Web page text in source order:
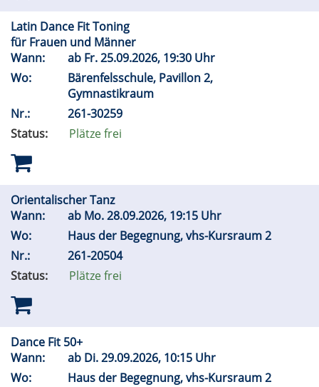
Latin Dance Fit Toning
für Frauen und Männer
Wann:
ab Fr.25.09.2026, 19:30 Uhr
Wo:
Bärenfelsschule, Pavillon 2,
Gymnastikraum
Nr.:
261-30259
Status:
Plätze frei
Orientalischer Tanz
Wann:
ab Mo.28.09.2026, 19:15 Uhr
Wo:
Haus der Begegnung, vhs-Kursraum 2
Nr.:
261-20504
Status:
Plätze frei
Dance Fit 50+
Wann:
ab Di.29.09.2026, 10:15 Uhr
Wo:
Haus der Begegnung, vhs-Kursraum 2